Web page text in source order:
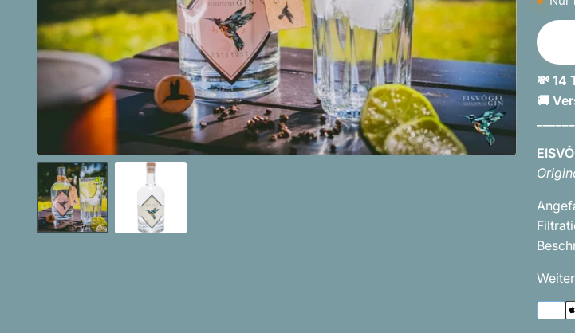
💸 14
🚚